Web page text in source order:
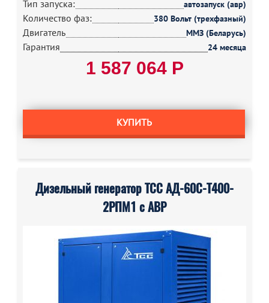
Тип запуска: автозапуск (авр)
Количество фаз: 380 Вольт (трехфазный)
Двигатель ММЗ (Беларусь)
Гарантия 24 месяца
1 587 064 Р
КУПИТЬ
Дизельный генератор ТСС АД-60С-Т400-
2РПМ1 с АВР